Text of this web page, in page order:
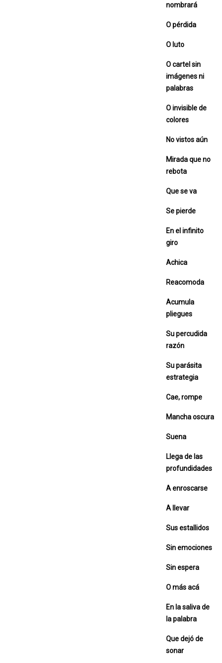
nombrará
O pérdida
O luto
O cartel sin
imágenes ni
palabras
O invisible de
colores
No vistos aún
Mirada que no
rebota
Que se va
Se pierde
En el infinito
giro
Achica
Reacomoda
Acumula
pliegues
Su percudida
razón
Su parásita
estrategia
Cae, rompe
Mancha oscura
Suena
Llega de las
profundidades
A enroscarse
A llevar
Sus estallidos
Sin emociones
Sin espera
O más acá
En la saliva de
la palabra
Que dejó de
sonar